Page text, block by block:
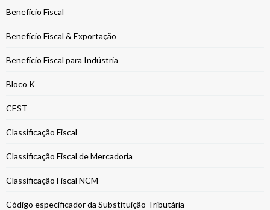
Benefício Fiscal
Benefício Fiscal & Exportação
Benefício Fiscal para Indústria
Bloco K
CEST
Classificação Fiscal
Classificação Fiscal de Mercadoria
Classificação Fiscal NCM
Código especificador da Substituição Tributária